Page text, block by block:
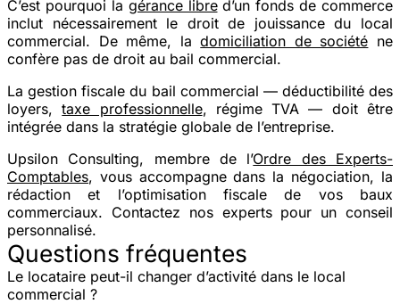
C’est pourquoi la gérance libred’un fonds de commerce
inclut nécessairement le droit de jouissance du local
commercial. De même, ladomiciliation de société ne
confère pas de droit au bail commercial.
La gestion fiscale du bail commercial — déductibilité des
loyers,taxe professionnelle, régime TVA — doit être
intégrée dans la stratégie globale de l’entreprise.
Upsilon Consulting, membre de l’Ordre des Experts-
Comptables, vous accompagne dans la négociation, la
rédaction et l’optimisation fiscale de vos baux
commerciaux. Contactez nos experts pour un conseil
personnalisé.
Questions fréquentes
Le locataire peut-il changer d’activité dans le local
commercial ?